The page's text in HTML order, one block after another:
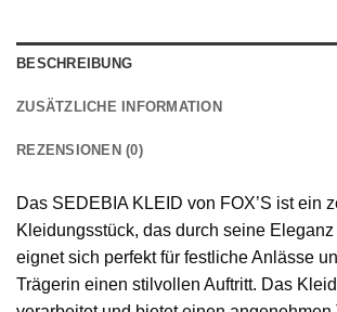
BESCHREIBUNG
ZUSÄTZLICHE INFORMATION
REZENSIONEN (0)
Das SEDEBIA KLEID von FOX’S ist ein
Kleidungsstück, das durch seine
eignet sich perfekt für festliche Anlässe
Trägerin einen stilvollen Auftritt. Das